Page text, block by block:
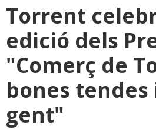
Torrent
edició dels
"Comerç de
bones tendes
gent"